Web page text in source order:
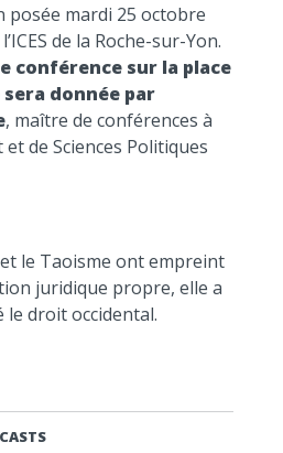
posée mardi 25 octobre
de la Roche-sur-Yon.
conférence sur la place
donnée par
, maître de conférences à
de Sciences Politiques
le Taoisme ont empreint
juridique propre, elle a
le droit occidental.